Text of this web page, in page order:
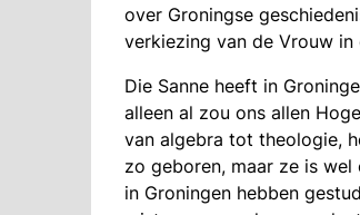
over Groningse
verkiezing van de Vrouw
Die Sanne heeft in
alleen al zou ons allen
van algebra tot theologie,
zo geboren, maar ze is
in Groningen hebben